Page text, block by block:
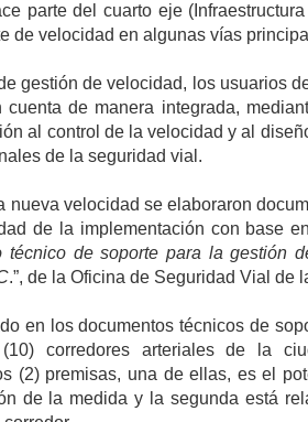
parte del cuarto eje
de velocidad en algunas vías
gestión de velocidad, los usuarios
de manera integrada,
al control de la velocidad y al
de la seguridad vial.
nueva velocidad se elaboraron
de la implementación con base
técnico de soporte para la gestión
.”, de la Oficina de Seguridad Vial de
en los documentos técnicos de
corredores arteriales de la
(2) premisas, una de ellas, es el
de la medida y la segunda está